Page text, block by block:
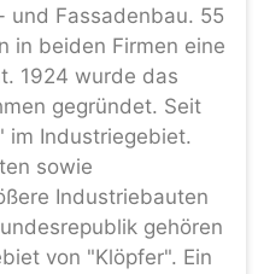
und Fassadenbau. 55
in beiden Firmen eine
1924 wurde das
gegründet. Seit
im Industriegebiet.
sowie
Industriebauten
gehören
von "Klöpfer". Ein